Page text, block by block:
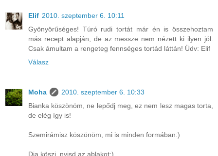
Elif 2010. szeptember 6. 10:11
Gyönyörűséges! Túró rudi tortát már én is összehoztam
más recept alapján, de az messze nem nézett ki ilyen jól.
Csak ámultam a rengeteg fennséges tortád láttán! Üdv: Elif
Válasz
Moha
2010. szeptember 6. 10:33
Bianka köszönöm, ne lepődj meg, ez nem lesz magas torta,
de elég így is!
Szemirámisz köszönöm, mi is minden formában:)
Dia köszi, nyisd az ablakot:)